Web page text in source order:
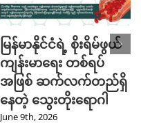
မြန်မာနိုင်ငံရဲ့ စိုးရိမ်ဖွယ်
ကျန်းမာရေး တစ်ရပ်
အဖြစ် ဆက်လက်တည်ရှိ
နေတဲ့ သွေးတိုးရောဂါ
June 9th, 2026